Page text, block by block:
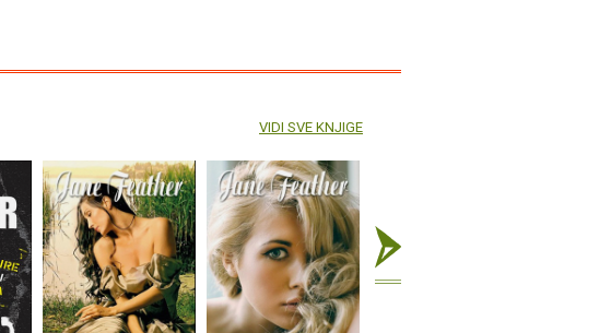
VIDI SVE KNJIGE